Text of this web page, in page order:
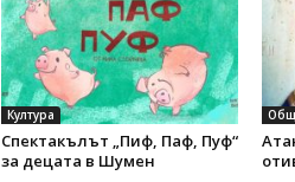
Култура
Спектакълът „Пиф, Паф, Пуф“
за децата в Шумен